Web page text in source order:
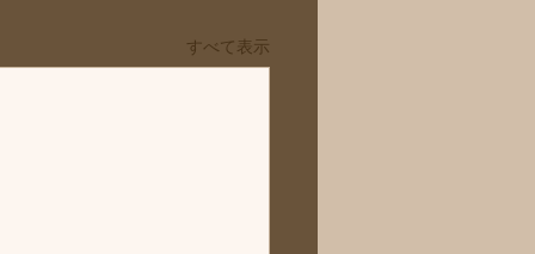
すべて表示